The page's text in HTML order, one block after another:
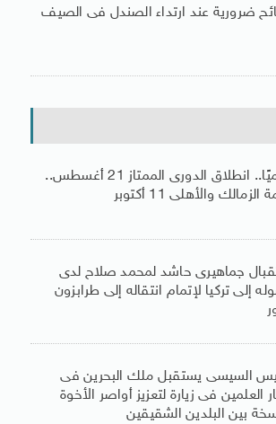
ضرورية عند ارتداء الصندل فى الصيف
رسميًا.. انطلاق الدورى الممتاز 21 أغسطس..
والأهلى 11 أكتوبر
جماهيرى حاشد لمحمد صلاح لدى
إلى تركيا لإتمام انتقاله إلى طرابزون
السيسى يستقبل ملك البحرين فى
العلمين فى زيارة لتعزيز أواصر الأخوة
بين البلدين الشقيقين